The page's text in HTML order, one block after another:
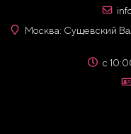
Москва: Сущевский
с